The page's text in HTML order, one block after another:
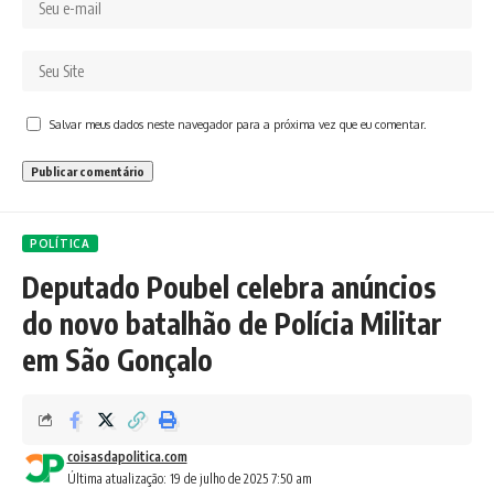
Salvar meus dados neste navegador para a próxima vez que eu comentar.
POLÍTICA
Deputado Poubel celebra anúncios
do novo batalhão de Polícia Militar
em São Gonçalo
Última atualização: 19 de julho de 2025 7:50 am
coisasdapolitica.com